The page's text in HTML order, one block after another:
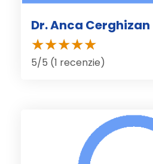
Dr. Anca Cerghizan
5/5 (1 recenzie)